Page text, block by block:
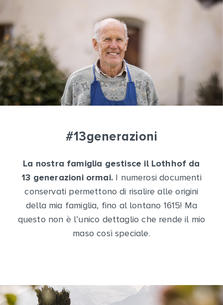
#13generazioni
La nostra famiglia gestisce il Lothhof da
13 generazioni ormai. I numerosi documenti
conservati permettono di risalire alle origini
della mia famiglia, fino al lontano 1615! Ma
questo non è l’unico dettaglio che rende il mio
maso così speciale.